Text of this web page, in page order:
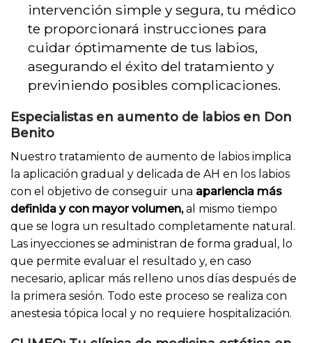
intervención simple y segura, tu médico
te proporcionará instrucciones para
cuidar óptimamente de tus labios,
asegurando el éxito del tratamiento y
previniendo posibles complicaciones.
Especialistas en aumento de labios en Don
Benito
Nuestro tratamiento de aumento de labios implica
la aplicación gradual y delicada de AH en los labios
con el objetivo de conseguir una apariencia más
definida y con mayor volumen,al mismo tiempo
que se logra un resultado completamente natural.
Las inyecciones se administran de forma gradual, lo
que permite evaluar el resultado y, en caso
necesario, aplicar más relleno unos días después de
la primera sesión. Todo este proceso se realiza con
anestesia tópica local y no requiere hospitalización.